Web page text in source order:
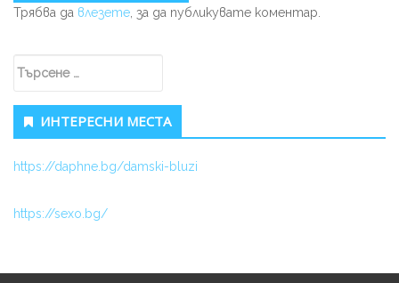
Трябва да влезете, за да публикувате коментар.
Secondary Sidebar
Търсене за:
ИНТЕРЕСНИ МЕСТА
https://daphne.bg/damski-bluzi
https://sexo.bg/